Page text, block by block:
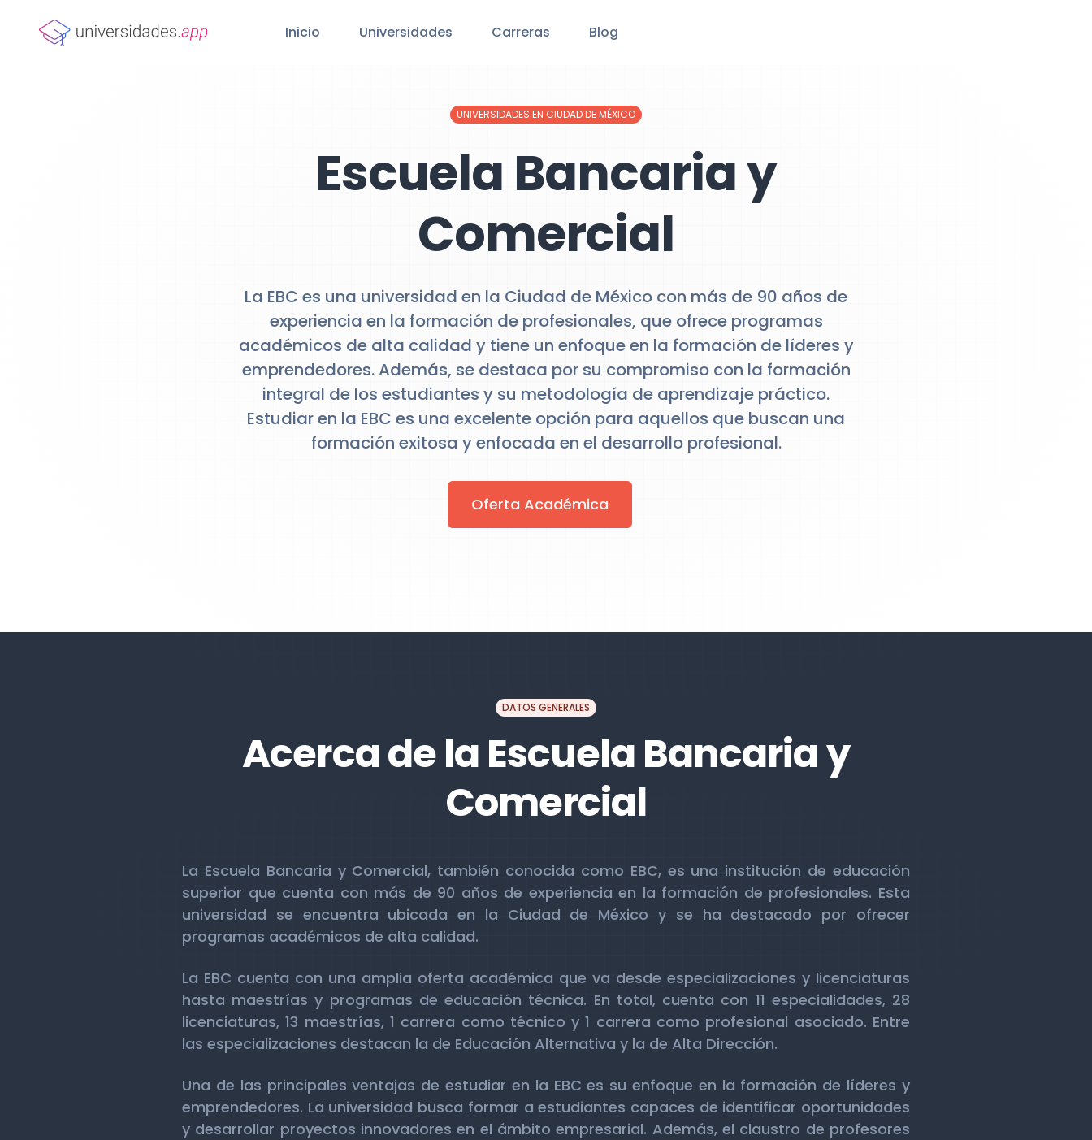
Inicio Universidades Carreras Blog
UNIVERSIDADES EN CIUDAD DE MÉXICO
Escuela Bancaria y
Comercial
La EBC es una universidad en la Ciudad de México con más de 90 años de
experiencia en la formación de profesionales, que ofrece programas
académicos de alta calidad y tiene un enfoque en la formación de líderes y
emprendedores. Además, se destaca por su compromiso con la formación
integral de los estudiantes y su metodología de aprendizaje práctico.
Estudiar en la EBC es una excelente opción para aquellos que buscan una
formación exitosa y enfocada en el desarrollo profesional.
Oferta Académica
DATOS GENERALES
Acerca de la Escuela Bancaria y
Comercial
La Escuela Bancaria y Comercial, también conocida como EBC, es una institución de educación
superior que cuenta con más de 90 años de experiencia en la formación de profesionales. Esta
universidad se encuentra ubicada en la Ciudad de México y se ha destacado por ofrecer
programas académicos de alta calidad.
La EBC cuenta con una amplia oferta académica que va desde especializaciones y licenciaturas
hasta maestrías y programas de educación técnica. En total, cuenta con 11 especialidades, 28
licenciaturas, 13 maestrías, 1 carrera como técnico y 1 carrera como profesional asociado. Entre
las especializaciones destacan la de Educación Alternativa y la de Alta Dirección.
Una de las principales ventajas de estudiar en la EBC es su enfoque en la formación de líderes y
emprendedores. La universidad busca formar a estudiantes capaces de identificar oportunidades
y desarrollar proyectos innovadores en el ámbito empresarial. Además, el claustro de profesores